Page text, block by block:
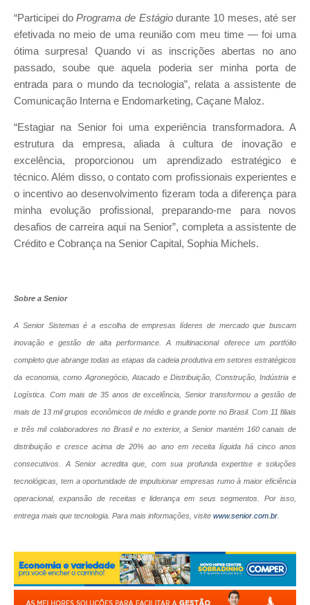
“Participei doPrograma de Estágiodurante 10 meses, até ser
efetivada no meio de uma reunião com meu time — foi uma
ótima surpresa! Quando vi as inscrições abertas no ano
passado, soube que aquela poderia ser minha porta de
entrada para o mundo da tecnologia”, relata a assistente de
Comunicação Interna e Endomarketing, Caçane Maloz.
“Estagiar na Senior foi uma experiência transformadora. A
estrutura da empresa, aliada à cultura de inovação e
excelência, proporcionou um aprendizado estratégico e
técnico. Além disso, o contato com profissionais experientes e
o incentivo ao desenvolvimento fizeram toda a diferença para
minha evolução profissional, preparando-me para novos
desafios de carreira aqui na Senior”, completa a assistente de
Crédito e Cobrança na Senior Capital, Sophia Michels.
Sobre a Senior
A Senior Sistemas é a escolha de empresas líderes de mercado que buscam
inovação e gestão de alta performance. A multinacional oferece um portfólio
completo que abrange todas as etapas da cadeia produtiva em setores estratégicos
da economia, como Agronegócio, Atacado e Distribuição, Construção, Indústria e
Logística. Com mais de 35 anos de excelência, Senior transformou a gestão de
mais de 13 mil grupos econômicos de médio e grande porte no Brasil. Com 11 filiais
e três mil colaboradores no Brasil e no exterior, a Senior mantém 160 canais de
distribuição e cresce acima de 20% ao ano em receita líquida há cinco anos
consecutivos. A Senior acredita que, com sua profunda expertise e soluções
tecnológicas, tem a oportunidade de impulsionar empresas rumo à maior eficiência
operacional, expansão de receitas e liderança em seus segmentos. Por isso,
entrega mais que tecnologia. Para mais informações, visite www.senior.com.br